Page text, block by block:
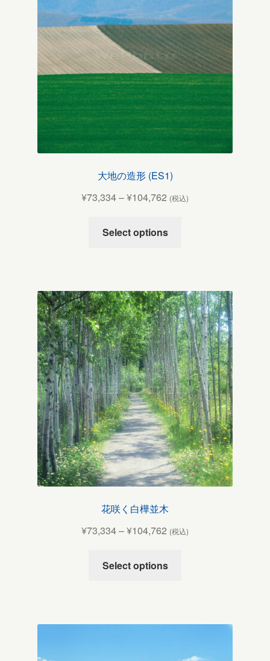
大地の造形 (ES1)
¥73,334–¥104,762 (税込)
Select options
花咲く白樺並木
¥73,334–¥104,762 (税込)
Select options